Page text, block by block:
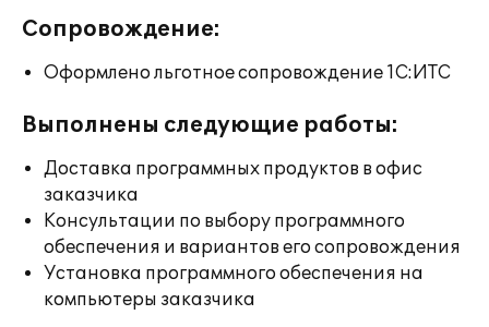
Сопровождение:
Оформлено льготное сопровождение 1С:ИТС
Выполнены следующие работы:
Доставка программных продуктов в офис
заказчика
Консультации по выбору программного
обеспечения и вариантов его сопровождения
Установка программного обеспечения на
компьютеры заказчика